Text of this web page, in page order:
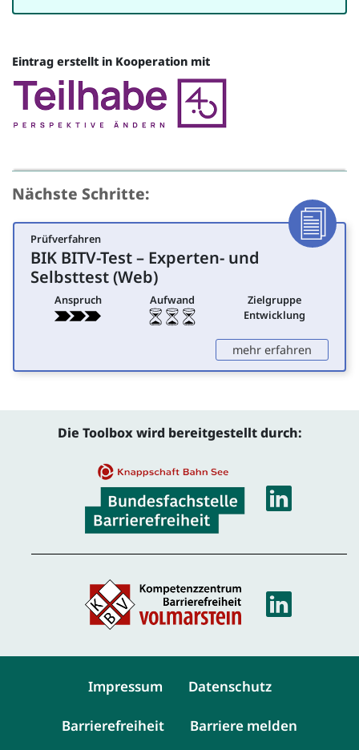
Quelle
Eintrag erstellt in Kooperation mit
Nächste Schritte:
Prüfverfahren
für Entwicklung
BIK BITV-Test – Experten- und
Selbsttest (Web)
Anspruch Aufwand
Zielgruppe
Entwicklung
mehr erfahren
Die Toolbox wird bereitgestellt durch:
Service-Navigation
Impressum Datenschutz
Barrierefreiheit Barriere melden